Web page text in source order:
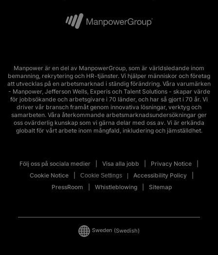
Manpower är en del av ManpowerGroup, som är världsledande inom
bemanning, rekrytering och HR-tjänster. Vi hjälper människor och företag
att utvecklas på en arbetsmarknad i ständig förändring. Våra varumärken
- Manpower, Jefferson Wells, Experis och Talent Solutions - skapar värde
för jobbsökande och arbetsgivare i 70 länder, och har så gjort i 70 år. Vi
driver vår bransch framåt genom innovativa lösningar, verktyg och
samarbeten. Våra återkommande arbetsmarknadsundersökningar ger
oss ovärderlig kunskap som vi gärna delar med oss av. Vi är erkända
globalt för vårt arbete inom mångfald, inkludering och jämställdhet.
Följ oss på sociala medier Visa alla jobb
Privacy Notice
Cookie Notice
Cookie Settings
Accessibility Policy
PressRoom
Whistleblowing Sitemap
Sweden (Swedish)